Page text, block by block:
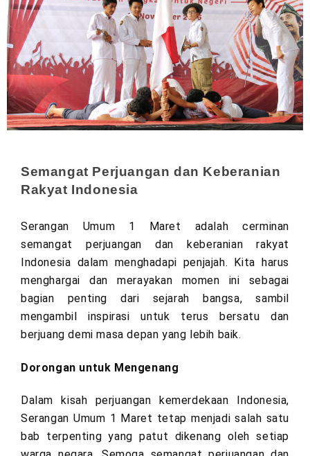
Semangat Perjuangan dan Keberanian
Rakyat Indonesia
Serangan Umum 1 Maret adalah cerminan
semangat perjuangan dan keberanian rakyat
Indonesia dalam menghadapi penjajah. Kita harus
menghargai dan merayakan momen ini sebagai
bagian penting dari sejarah bangsa, sambil
mengambil inspirasi untuk terus bersatu dan
berjuang demi masa depan yang lebih baik.
Dorongan untuk Mengenang
Dalam kisah perjuangan kemerdekaan Indonesia,
Serangan Umum 1 Maret tetap menjadi salah satu
bab terpenting yang patut dikenang oleh setiap